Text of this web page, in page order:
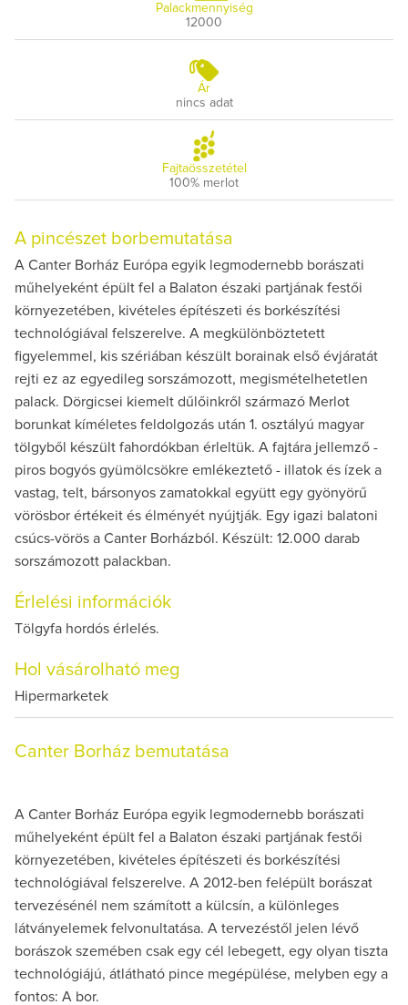
Palackmennyiség
12000
Ár
nincs adat
Fajtaösszetétel
100% merlot
A pincészet borbemutatása
A Canter Borház Európa egyik legmodernebb borászati
műhelyeként épült fel a Balaton északi partjának festői
környezetében, kivételes építészeti és borkészítési
technológiával felszerelve. A megkülönböztetett
figyelemmel, kis szériában készült borainak első évjáratát
rejti ez az egyedileg sorszámozott, megismételhetetlen
palack. Dörgicsei kiemelt dűlőinkről származó Merlot
borunkat kíméletes feldolgozás után 1. osztályú magyar
tölgyből készült fahordókban érleltük. A fajtára jellemző -
piros bogyós gyümölcsökre emlékeztető - illatok és ízek a
vastag, telt, bársonyos zamatokkal együtt egy gyönyörű
vörösbor értékeit és élményét nyújtják. Egy igazi balatoni
csúcs-vörös a Canter Borházból. Készült: 12.000 darab
sorszámozott palackban.
Érlelési információk
Tölgyfa hordós érlelés.
Hol vásárolható meg
Hipermarketek
Canter Borház bemutatása
A Canter Borház Európa egyik legmodernebb borászati
műhelyeként épült fel a Balaton északi partjának festői
környezetében, kivételes építészeti és borkészítési
technológiával felszerelve. A 2012-ben felépült borászat
tervezésénél nem számított a külcsín, a különleges
látványelemek felvonultatása. A tervezéstől jelen lévő
borászok szemében csak egy cél lebegett, egy olyan tiszta
technológiájú, átlátható pince megépülése, melyben egy a
fontos: A bor.